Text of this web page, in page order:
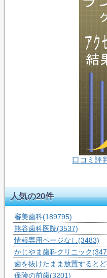
口コミ評
人気の20件
審美歯科(189795)
熊谷歯科医院(3537)
情報専用ページなし(3483)
かじやま歯科クリニック
歯を抜けたまま放置すると
保険の前歯(3201)